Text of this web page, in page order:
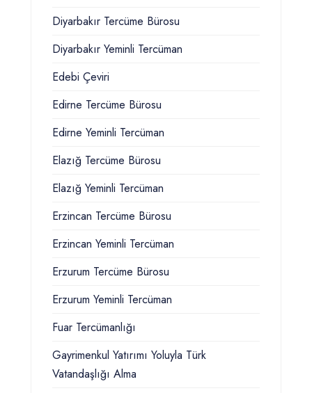
Diyarbakır Tercüme Bürosu
Diyarbakır Yeminli Tercüman
Edebi Çeviri
Edirne Tercüme Bürosu
Edirne Yeminli Tercüman
Elazığ Tercüme Bürosu
Elazığ Yeminli Tercüman
Erzincan Tercüme Bürosu
Erzincan Yeminli Tercüman
Erzurum Tercüme Bürosu
Erzurum Yeminli Tercüman
Fuar Tercümanlığı
Gayrimenkul Yatırımı Yoluyla Türk
Vatandaşlığı Alma